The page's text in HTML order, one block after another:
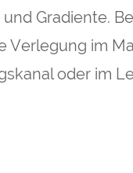
und Gradiente.
Verlegung im
oder im